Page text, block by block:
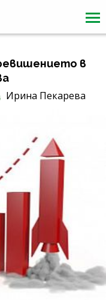
в
Ирина Пекарева